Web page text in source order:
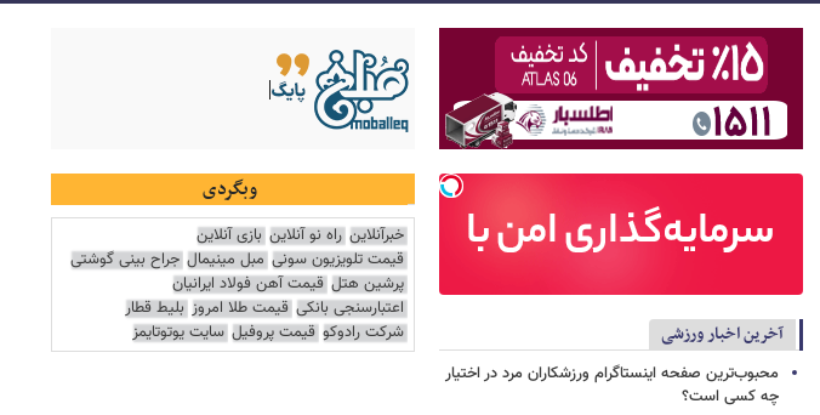
آخرین اخبار ورزشی
محبوب‌ترین صفحه اینستاگرام ورزشکاران مرد در اختیار
چه کسی است؟
وبگردی
خبرآنلاین راه نو آنلاین بازی آنلاین
قیمت تلویزیون سونی مبل مینیمال جراح بینی گوشتی
پرشین هتل قیمت آهن فولاد ایرانیان
اعتبارسنجی بانکی قیمت طلا امروز بلیط قطار
شرکت رادوکو قیمت پروفیل سایت یوتوتایمز